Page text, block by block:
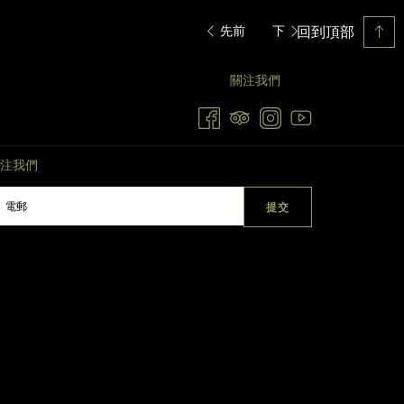
先前 下 回到頂部
關注我們
我們
提交